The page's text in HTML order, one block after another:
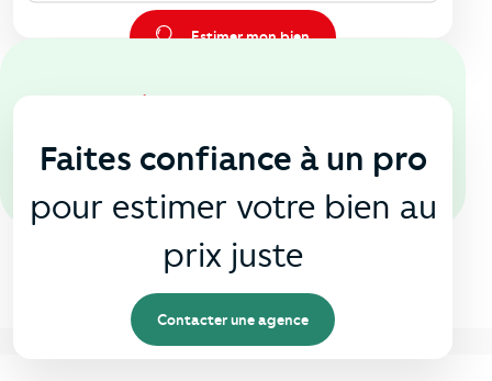
Estimer mon bien
En agence
Faites confiance à un pro
pour estimer votre bien au
prix juste
Contacter une agence